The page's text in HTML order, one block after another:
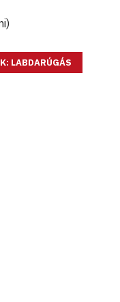
LABDARÚGÁS